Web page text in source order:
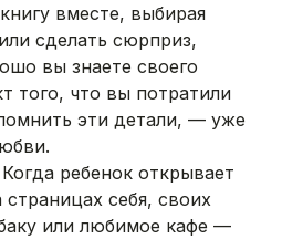
вместе, выбирая
сделать сюрприз,
вы знаете своего
того, что вы потратили
эти детали, — уже
Когда ребенок открывает
себя, своих
или любимое кафе —